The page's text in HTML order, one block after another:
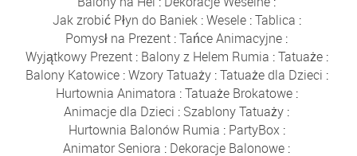
Jak zrobić Płyn do Baniek:Wesele:Tablica :
Pomysł na Prezent :Tańce Animacyjne :
Wyjątkowy Prezent: Balony z Helem Rumia :Tatuaże:
Balony Katowice:Wzory Tatuaży:Tatuaże dla Dzieci :
Hurtownia Animatora :Tatuaże Brokatowe:
Animacje dla Dzieci : Szablony Tatuaży :
Hurtownia Balonów Rumia : PartyBox:
Animator Seniora : Dekoracje Balonowe :